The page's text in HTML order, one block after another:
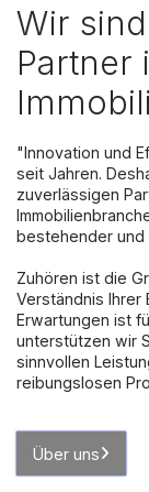
Wir
Partner
"Innovation und
seit Jahren.
zuverlässigen
bestehender und
Zuhören ist die
Verständnis Ihrer
Erwartungen ist
unterstützen wir
sinnvollen
reibungslosen
Über uns